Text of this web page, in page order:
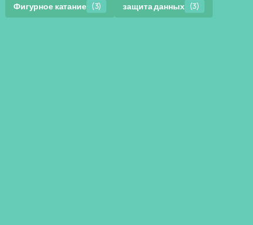
Фигурное катание (3) защита данных (3)